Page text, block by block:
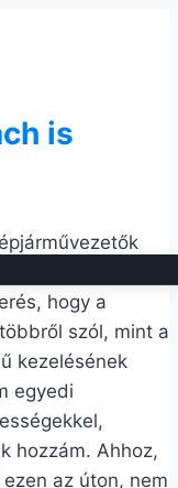
is
hogy a
szól, mint a
kezelésének
egyedi
hozzám. Ahhoz,
az úton, nem